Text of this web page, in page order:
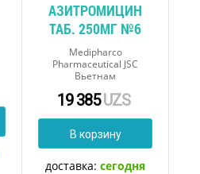
АЗИТРОМИЦИН
ТАБ. 250МГ №6
Medipharco
Pharmaceutical JSC
Вьетнам
19 385UZS
В корзину
доставка:сегодня